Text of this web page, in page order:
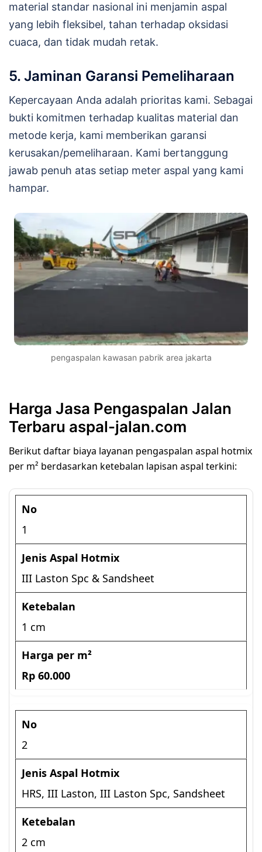
material standar nasional ini menjamin aspal
yang lebih fleksibel, tahan terhadap oksidasi
cuaca, dan tidak mudah retak.
5. Jaminan Garansi Pemeliharaan
Kepercayaan Anda adalah prioritas kami. Sebagai
bukti komitmen terhadap kualitas material dan
metode kerja, kami memberikan garansi
kerusakan/pemeliharaan. Kami bertanggung
jawab penuh atas setiap meter aspal yang kami
hampar.
pengaspalan kawasan pabrik area jakarta
Harga Jasa Pengaspalan Jalan
Terbaru aspal-jalan.com
Berikut daftar biaya layanan pengaspalan aspal hotmix
per m² berdasarkan ketebalan lapisan aspal terkini:
1
III Laston Spc & Sandsheet
1 cm
Rp 60.000
2
HRS, III Laston, III Laston Spc, Sandsheet
2 cm